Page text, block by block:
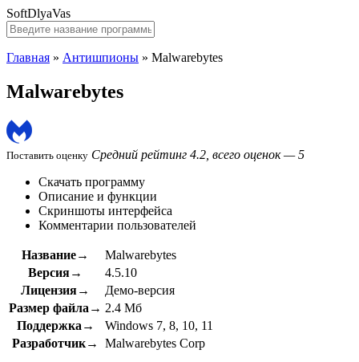
SoftDlyaVas
Главная » Антишпионы » Malwarebytes
Malwarebytes
Поставить оценку Средний рейтинг 4.2, всего оценок — 5
Скачать программу
Описание и функции
Скриншоты интерфейса
Комментарии пользователей
Название→
Malwarebytes
Версия→
4.5.10
Лицензия→
Демо-версия
Размер файла→ 2.4 Мб
Поддержка→
Windows 7, 8, 10, 11
Разработчик→
Malwarebytes Corp